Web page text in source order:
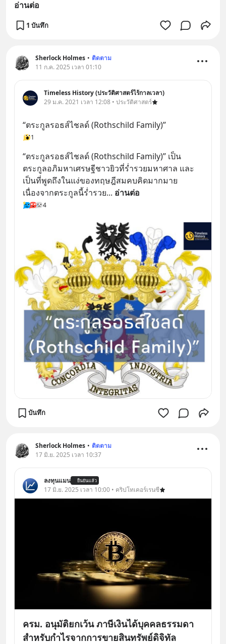
อ่านต่อ
1 บันทึก
Sherlock Holmes • ติดตาม
11 ก.ค. 2025 เวลา 01:10
Timeless History (ประวัติศาสตร์ไร้กาลเวลา)
29 ม.ค. 2021 เวลา 12:08 • ประวัติศาสตร์
“ตระกูลรอธส์ไชลด์ (Rothschild Family)”
1
“ตระกูลรอธส์ไชลด์ (Rothschild Family)” เป็น
ตระกูลอภิมหาเศรษฐีชาวยิวที่ร่ำรวยมหาศาล และ
เป็นที่พูดถึงในแง่ของทฤษฎีสมคบคิดมากมาย
เนื่องจากตระกูลนี้ร่ำรวย... อ่านต่อ
4
บันทึก
Sherlock Holmes • ติดตาม
17 มิ.ย. 2025 เวลา 10:37
ลงทุนแมน ยืนยันแล้ว
17 มิ.ย. 2025 เวลา 10:00 • คริปโทเคอร์เรนซี
ครม. อนุมัติยกเว้น ภาษีเงินได้บุคคลธรรมดา
สำหรับกำไรจากการขายสินทรัพย์ดิจิทัล